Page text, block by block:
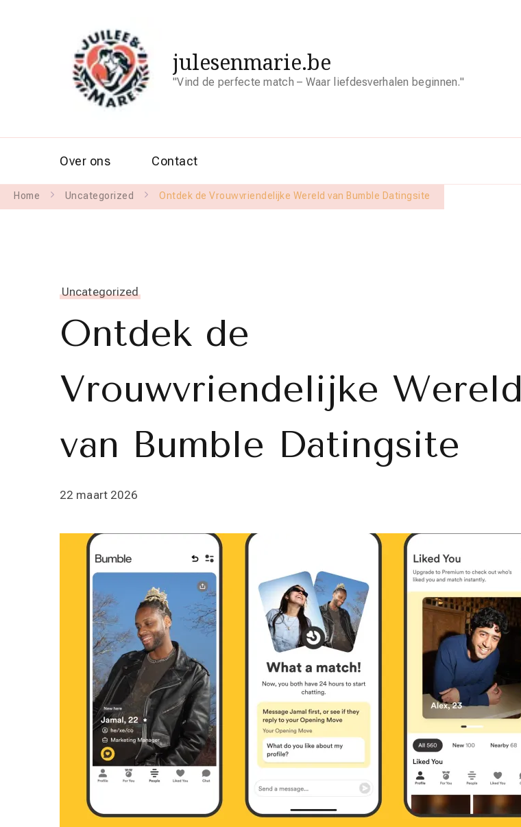
julesenmarie.be
"Vind de perfecte match – Waar liefdesverhalen beginnen."
Over ons Contact
Home Uncategorized Ontdek de Vrouwvriendelijke Wereld van Bumble Datingsite
Uncategorized
Ontdek de
Vrouwvriendelijke Wereld
van Bumble Datingsite
22 maart 2026